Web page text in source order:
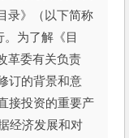
录》（以下简称
。为了解《目
革委有关负责
订的背景和意
接投资的重要产
经济发展和对